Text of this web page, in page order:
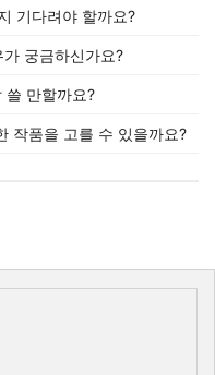
기다려야 할까요?
궁금하신가요?
쓸 만할까요?
작품을 고를 수 있을까요?